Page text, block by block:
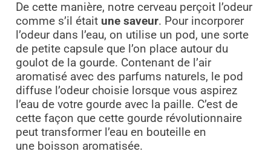
De cette manière, notre cerveau perçoit l’odeur
comme s’il était une saveur. Pour incorporer
l’odeur dans l’eau, on utilise un pod, une sorte
de petite capsule que l’on place autour du
goulot de la gourde. Contenant de l’air
aromatisé avec des parfums naturels, le pod
diffuse l’odeur choisie lorsque vous aspirez
l’eau de votre gourde avec la paille. C’est de
cette façon que cette gourde révolutionnaire
peut transformer l’eau en bouteille en
uneboisson aromatisée.